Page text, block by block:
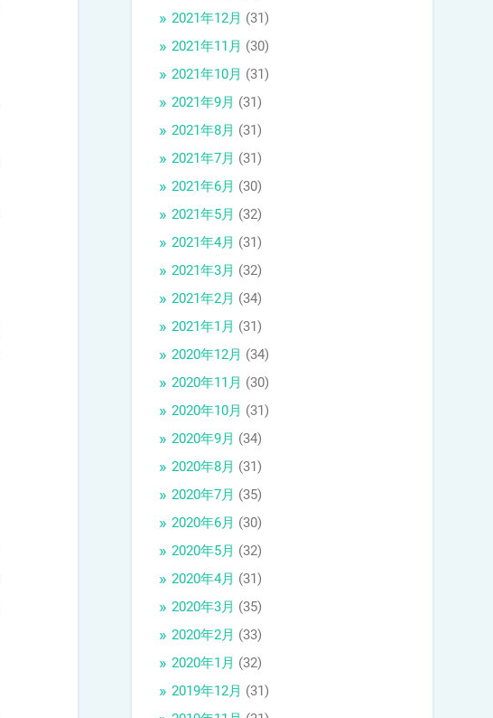
2021年12月 (31)
2021年11月 (30)
2021年10月 (31)
2021年9月 (31)
2021年8月 (31)
2021年7月 (31)
2021年6月 (30)
2021年5月 (32)
2021年4月 (31)
2021年3月 (32)
2021年2月 (34)
2021年1月 (31)
2020年12月 (34)
2020年11月 (30)
2020年10月 (31)
2020年9月 (34)
2020年8月 (31)
2020年7月 (35)
2020年6月 (30)
2020年5月 (32)
2020年4月 (31)
2020年3月 (35)
2020年2月 (33)
2020年1月 (32)
2019年12月 (31)